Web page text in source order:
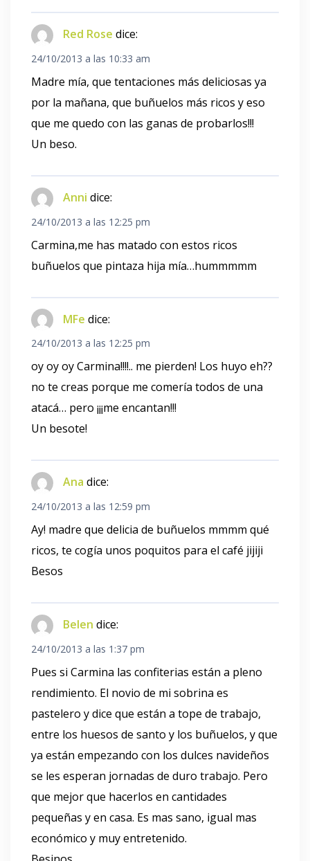
Red Rose dice:
24/10/2013 a las 10:33 am
Madre mía, que tentaciones más deliciosas ya
por la mañana, que buñuelos más ricos y eso
que me quedo con las ganas de probarlos!!!
Un beso.
Anni dice:
24/10/2013 a las 12:25 pm
Carmina,me has matado con estos ricos
buñuelos que pintaza hija mía…hummmmm
MFe dice:
24/10/2013 a las 12:25 pm
oy oy oy Carmina!!!!.. me pierden! Los huyo eh??
no te creas porque me comería todos de una
atacá… pero ¡¡¡me encantan!!!
Un besote!
Ana dice:
24/10/2013 a las 12:59 pm
Ay! madre que delicia de buñuelos mmmm qué
ricos, te cogía unos poquitos para el café jijiji
Besos
Belen dice:
24/10/2013 a las 1:37 pm
Pues si Carmina las confiterias están a pleno
rendimiento. El novio de mi sobrina es
pastelero y dice que están a tope de trabajo,
entre los huesos de santo y los buñuelos, y que
ya están empezando con los dulces navideños
se les esperan jornadas de duro trabajo. Pero
que mejor que hacerlos en cantidades
pequeñas y en casa. Es mas sano, igual mas
económico y muy entretenido.